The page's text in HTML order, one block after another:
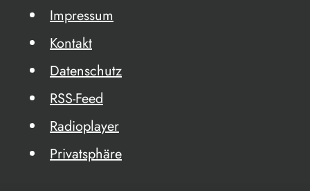
Impressum
Kontakt
Datenschutz
RSS-Feed
Radioplayer
Privatsphäre